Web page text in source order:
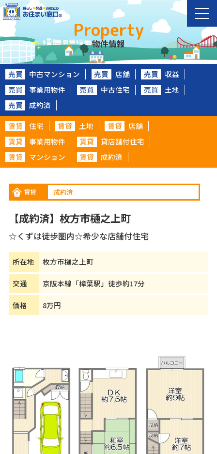
Property
物件情報
売買 中古マンション 売買 店舗 売買
収益
売買
事業用物件 売買 中古住宅 売買
土地
売買
成約済
賃貸 住宅 賃貸 土地 賃貸
店舗
賃貸
事業用物件 賃貸
貸店舗付住宅
賃貸
マンション 賃貸 成約済
賃貸 成約済
【成約済】枚方市樋之上町
☆くずは徒歩圏内☆希少な店舗付住宅
所在地 枚方市樋之上町
交通 京阪本線「樟葉駅」徒歩約17分
価格 8万円